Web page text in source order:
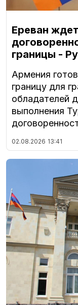
Ереван
границы -
Армения
границу для
обладателей
выполнения
02.08.2026 13:41